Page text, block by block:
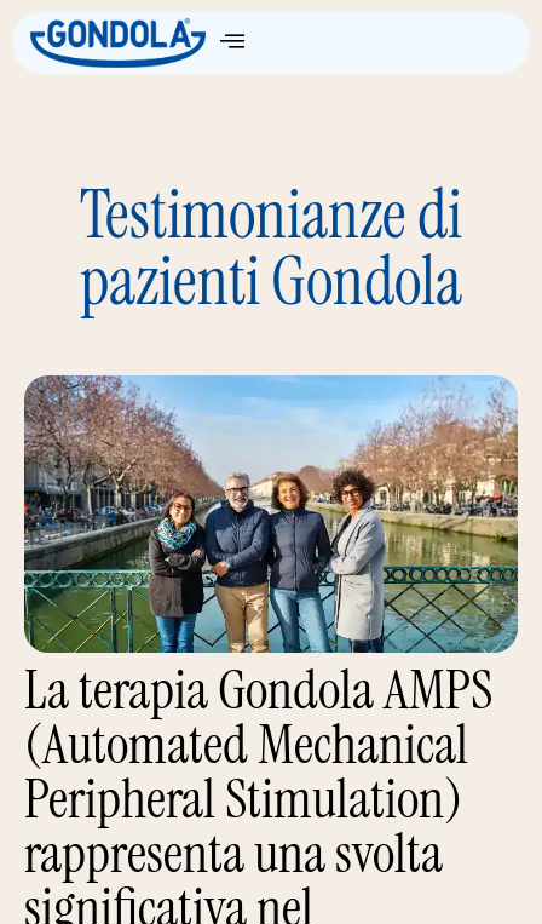
Testimonianze di
pazienti Gondola
La terapia Gondola AMPS
(Automated Mechanical
Peripheral Stimulation)
rappresenta una svolta
significativa nel